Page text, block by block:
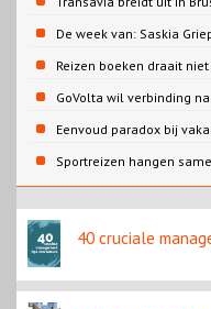
naar Porto
De week van: Saskia
Reizen boeken draait
contentbron
GoVolta wil verbinding
Eenvoud paradox bij
eenvoud of toch goed
Sportreizen hangen
bestemming en welzijn
40 cruciale